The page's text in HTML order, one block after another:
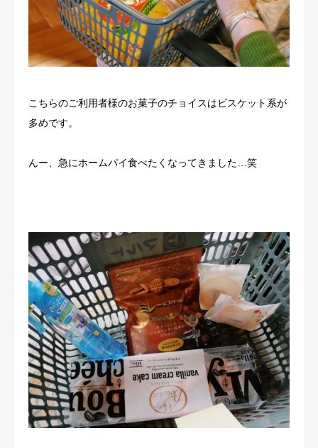
こちらのご利用者様のお菓子のチョイスはビスケット系が
多めです。
んー、急にホームパイ食べたくなってきました…笑